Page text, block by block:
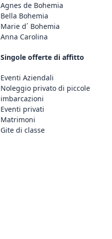
Agnes de Bohemia
Bella Bohemia
Marie d´ Bohemia
Anna Carolina
Singole offerte di affitto
Eventi Aziendali
Noleggio privato di piccole
imbarcazioni
Eventi privati
Matrimoni
Gite di classe